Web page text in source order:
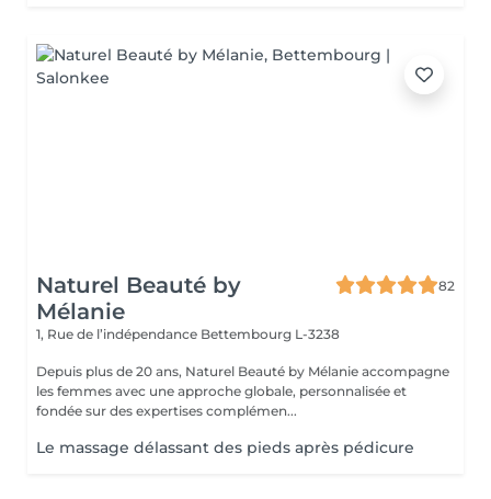
Naturel Beauté by
Mélanie
82
1, Rue de l’indépendance Bettembourg L-3238
Depuis plus de 20 ans, Naturel Beauté by Mélanie accompagne
les femmes avec une approche globale, personnalisée et
fondée sur des expertises complémen...
Le massage délassant des pieds après pédicure